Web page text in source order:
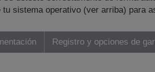
tu sistema operativo (ver arriba) para
Registro y opciones de